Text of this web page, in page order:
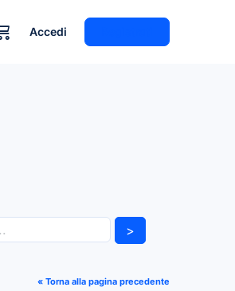
Accedi
>
« Torna alla pagina precedente